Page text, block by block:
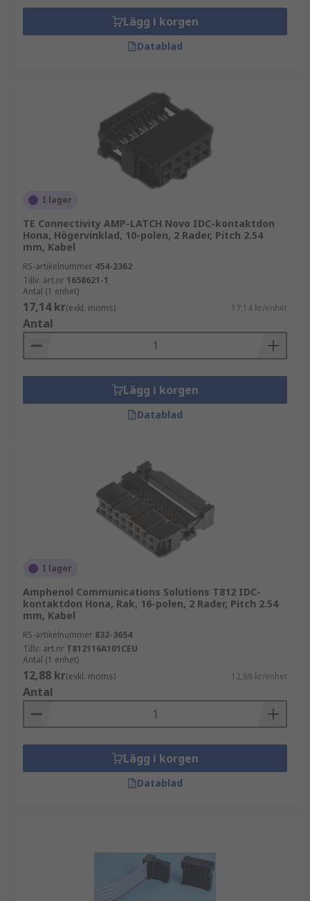
Lägg i korgen
Datablad
I lager
TE Connectivity AMP-LATCH Novo IDC-kontaktdon
Hona, Högervinklad, 10-polen, 2 Rader, Pitch 2.54
mm, Kabel
RS-artikelnummer 454-2362
Tillv. art.nr 1658621-1
Antal (1 enhet)
17,14 kr(exkl. moms) 17,14 kr/enhet
Antal
Lägg i korgen
Datablad
I lager
Amphenol Communications Solutions T812 IDC-
kontaktdon Hona, Rak, 16-polen, 2 Rader, Pitch 2.54
mm, Kabel
RS-artikelnummer 832-3654
Tillv. art.nr T812116A101CEU
Antal (1 enhet)
12,88 kr(exkl. moms) 12,88 kr/enhet
Antal
Lägg i korgen
Datablad